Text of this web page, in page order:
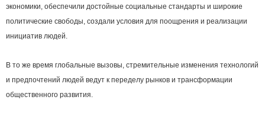
экономики, обеспечили достойные социальные стандарты и широкие
политические свободы, создали условия для поощрения и реализации
инициатив людей.
В то же время глобальные вызовы, стремительные изменения технологий
и предпочтений людей ведут к переделу рынков и трансформации
общественного развития.